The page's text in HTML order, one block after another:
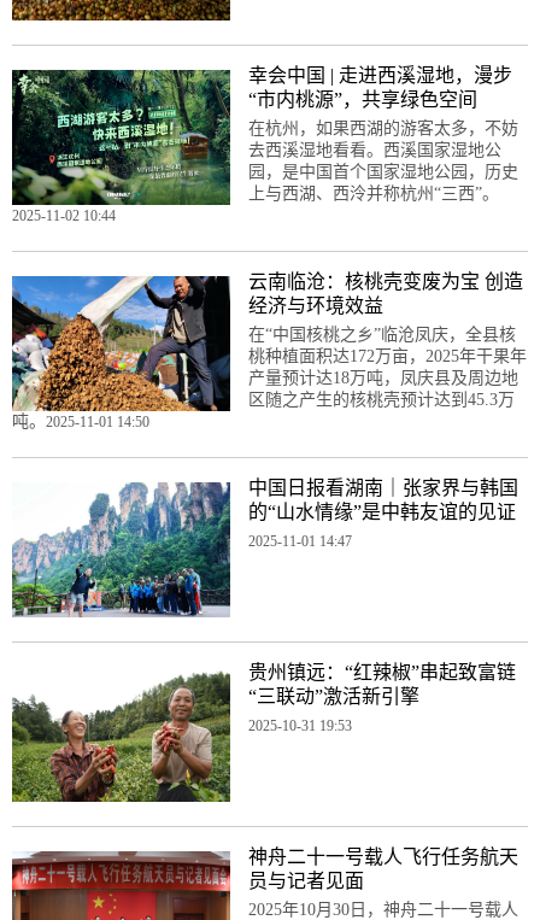
幸会中国 | 走进西溪湿地，漫步
“市内桃源”，共享绿色空间
在杭州，如果西湖的游客太多，不妨
去西溪湿地看看。西溪国家湿地公
园，是中国首个国家湿地公园，历史
上与西湖、西泠并称杭州“三西”。
2025-11-02 10:44
云南临沧：核桃壳变废为宝 创造
经济与环境效益
在“中国核桃之乡”临沧凤庆，全县核
桃种植面积达172万亩，2025年干果年
产量预计达18万吨，凤庆县及周边地
区随之产生的核桃壳预计达到45.3万
吨。 2025-11-01 14:50
中国日报看湖南｜张家界与韩国
的“山水情缘”是中韩友谊的见证
2025-11-01 14:47
贵州镇远：“红辣椒”串起致富链
“三联动”激活新引擎
2025-10-31 19:53
神舟二十一号载人飞行任务航天
员与记者见面
2025年10月30日，神舟二十一号载人